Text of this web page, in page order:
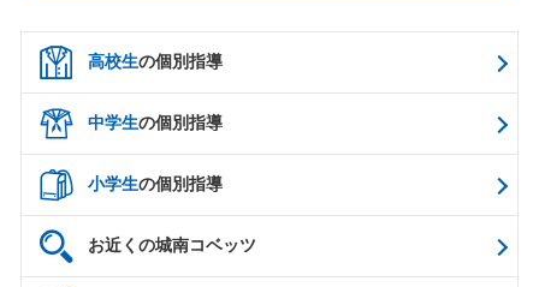
高校生の個別指導
中学生の個別指導
小学生の個別指導
お近くの城南コベッツ